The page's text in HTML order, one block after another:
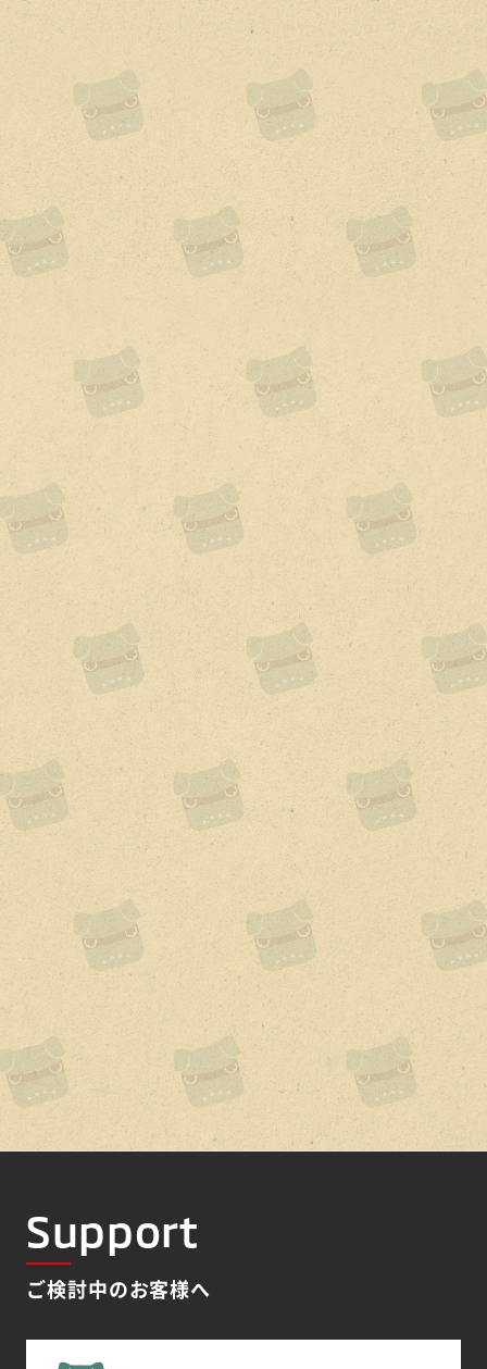
10,200
デリカミニが手に入る!
お支払い例はこちら
カタログサイトを見る
Support
ご検討中のお客様へ